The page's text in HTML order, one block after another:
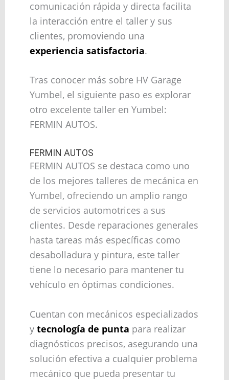
comunicación rápida y directa facilita
la interacción entre el taller y sus
clientes, promoviendo una
experiencia satisfactoria.
Tras conocer más sobre HV Garage
Yumbel, el siguiente paso es explorar
otro excelente taller en Yumbel:
FERMIN AUTOS.
FERMIN AUTOS
FERMIN AUTOS se destaca como uno
de los mejores talleres de mecánica en
Yumbel, ofreciendo un amplio rango
de servicios automotrices a sus
clientes. Desde reparaciones generales
hasta tareas más específicas como
desabolladura y pintura, este taller
tiene lo necesario para mantener tu
vehículo en óptimas condiciones.
Cuentan con mecánicos especializados
y tecnología de punta para realizar
diagnósticos precisos, asegurando una
solución efectiva a cualquier problema
mecánico que pueda presentar tu